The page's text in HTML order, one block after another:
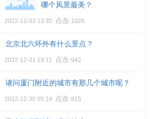
哪个风景最美？
2022-12-03 13:35 点击:1026
北京北六环外有什么景点？
2022-12-31 19:11 点击:942
请问厦门附近的城市有那几个城市呢？
2022-12-30 05:14 点击:815